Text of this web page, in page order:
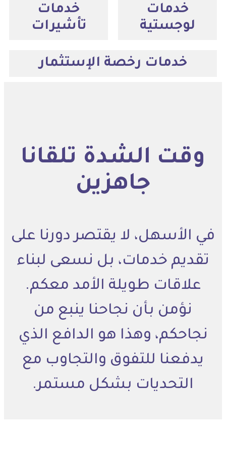
خدمات
لوجستية
خدمات
تأشيرات
خدمات رخصة الإستثمار
وقت الشدة تلقانا
جاهزين
في الأسهل، لا يقتصر دورنا على
تقديم خدمات، بل نسعى لبناء
علاقات طويلة الأمد معكم.
نؤمن بأن نجاحنا ينبع من
نجاحكم، وهذا هو الدافع الذي
يدفعنا للتفوق والتجاوب مع
التحديات بشكل مستمر.